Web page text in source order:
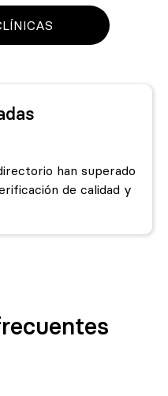
han superado
de calidad y